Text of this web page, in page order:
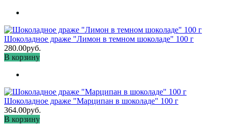
Шоколадное драже "Лимон в темном шоколаде" 100 г
280.00руб.
В корзину
Шоколадное драже "Марципан в шоколаде" 100 г
364.00руб.
В корзину